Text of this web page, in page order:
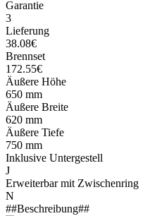
Garantie
3
Lieferung
38.08€
Brennset
172.55€
Äußere Höhe
650 mm
Äußere Breite
620 mm
Äußere Tiefe
750 mm
Inklusive Untergestell
J
Erweiterbar mit Zwischenring
N
##Beschreibung##